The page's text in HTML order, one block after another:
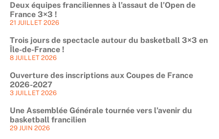
Deux équipes franciliennes à l’assaut de l’Open de
France 3×3 !
21 JUILLET 2026
Trois jours de spectacle autour du basketball 3×3 en
Île-de-France !
8 JUILLET 2026
Ouverture des inscriptions aux Coupes de France
2026-2027
3 JUILLET 2026
Une Assemblée Générale tournée vers l’avenir du
basketball francilien
29 JUIN 2026